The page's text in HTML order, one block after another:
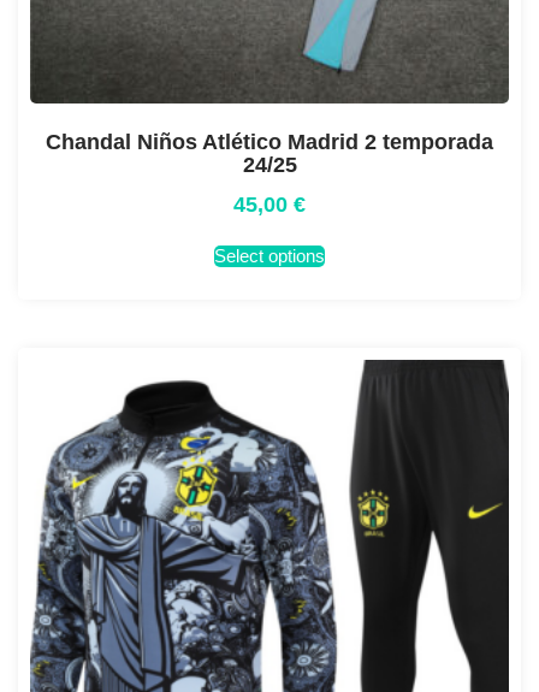
Chandal Niños Atlético Madrid 2 temporada
24/25
45,00 €
Select options